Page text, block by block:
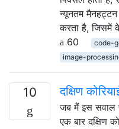
न्यूनतम मैनहट्टन
करता है,
60
code-
image-
10 दक्षिण
जब मैं इस सवाल
एक बार दक्षिण